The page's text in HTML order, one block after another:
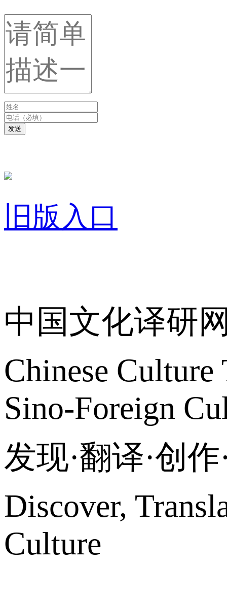
发送
旧版入口
中国文化译研
Chinese
Sino-Foreign
发现·翻译·创
Discover,
Culture